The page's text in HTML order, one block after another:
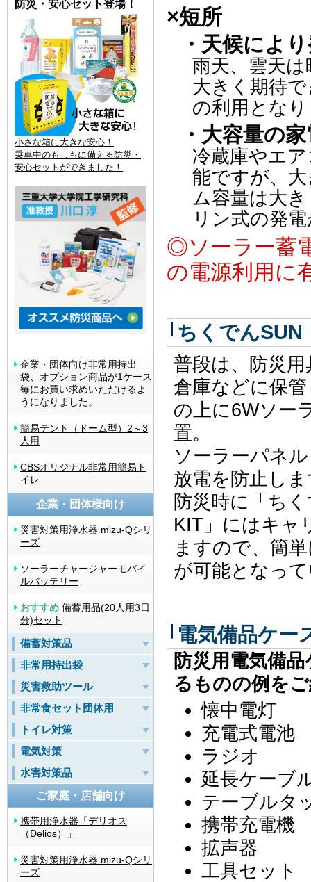
×短所
・天候によ
雨天、雲天
大きく期待
の利用とな
・大容量の
冷蔵庫やエ
能ですが、
ム容量は大
リン式の発
◎ソーラー蓄
の電源利用に
ちくでんSUN
普段は、防災
倉庫などに保
の上に6Wソー
置。
ソーラーパネ
放電を防止し
防災時に「ち
KIT」にはキャ
ますので、簡
が可能となっ
電気備品ケー
防災用電気備
るものの例を
懐中電灯
充電式電池
ラジオ
延長ケーブ
テーブルタ
携帯充電機
拡声器
工具セット
防災・安心セット登場！
小さな箱に大きな安心！
乗車中のもしもに備える防災・
安心セットができました！
企業・団体向け非常用持出
袋、オプション商品が1ケース
毎にお買い求めいただけるよ
うになりました。
簡易テント（ドーム型）2～3
人用
CBSオリジナル非常用簡易ト
イレ
企業・団体様向け
災害対策用浄水器 mizu-Qシリ
ーズ
ソーラーチャージャーモバイ
ルバッテリー
おすすめ 備蓄用品(20人用3日
分)セット
備蓄対策品
非常用持出袋
災害救助ツール
非常食セット団体用
トイレ対策
電気対策
水害対策品
ご家庭・店舗向け
携帯用浄水器「デリオス
（Delios）」
災害対策用浄水器 mizu-Qシリ
ーズ